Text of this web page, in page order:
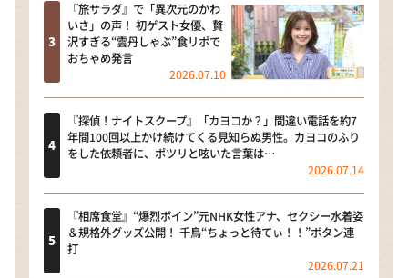
『旅サラダ』で「異次元のかわ
いさ」の声！ 初ゲスト女優、贅
沢すぎる“雲丹しゃぶ”食リポで
おちゃめ発言
2026.07.10
『探偵！ナイトスクープ』「カヨコか？」間違い電話を約7
年間100回以上かけ続けてくる見知らぬ男性。カヨコのふり
をした依頼者に、ポツリと呟いた言葉は…
2026.07.14
『相席食堂』“爆烈ボイン”元NHK女性アナ、セクシー水着姿
＆規格外グッズ公開！ 千鳥“ちょっと待てぃ！！”ボタン連
打
2026.07.21